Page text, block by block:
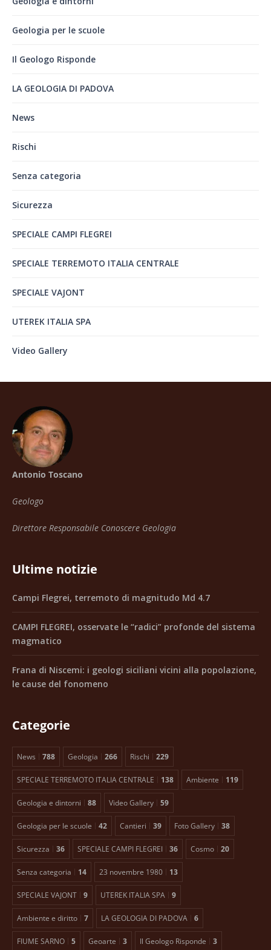
Geologia per le scuole
Il Geologo Risponde
LA GEOLOGIA DI PADOVA
News
Rischi
Senza categoria
Sicurezza
SPECIALE CAMPI FLEGREI
SPECIALE TERREMOTO ITALIA CENTRALE
SPECIALE VAJONT
UTEREK ITALIA SPA
Video Gallery
Antonio Toscano
Geologo
Direttore Responsabile Conoscere Geologia
Ultime notizie
Campi Flegrei, terremoto di magnitudo Md 4.7
CAMPI FLEGREI, osservate le “radici” profonde del sistema
magmatico
Frana di Niscemi: i geologi siciliani vicini alla popolazione,
le cause del fonomeno
Categorie
News 788 Geologia 266 Rischi 229
SPECIALE TERREMOTO ITALIA CENTRALE 138 Ambiente 119
Geologia e dintorni 88 Video Gallery 59
Geologia per le scuole 42 Cantieri 39 Foto Gallery 38
Sicurezza 36 SPECIALE CAMPI FLEGREI 36 Cosmo 20
Senza categoria 14 23 novembre 1980 13
SPECIALE VAJONT 9 UTEREK ITALIA SPA 9
Ambiente e diritto 7 LA GEOLOGIA DI PADOVA 6
FIUME SARNO 5 Geoarte 3 Il Geologo Risponde 3